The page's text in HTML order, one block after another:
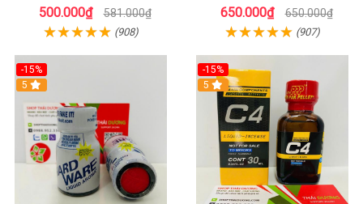
Lâu, Chuẩn Cho Top & Bot
500.000₫ 581.000₫
(908)
Kích Thích & Tăng Khoái Cảm
650.000₫ 650.000₫
(907)
-15%
5
-15%
5